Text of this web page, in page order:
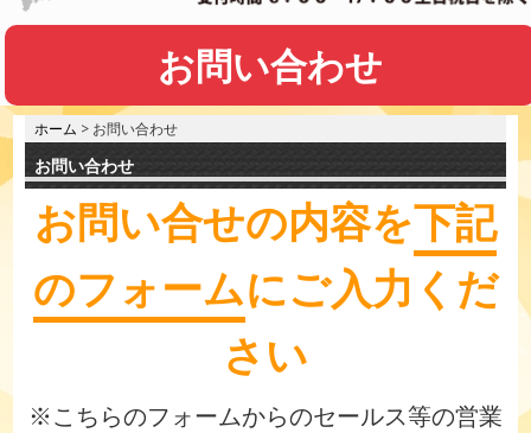
お問い合わせ
ホーム > お問い合わせ
お問い合わせ
お問い合せの内容を下記
のフォームにご入力くだ
さい
※こちらのフォームからのセールス等の営業